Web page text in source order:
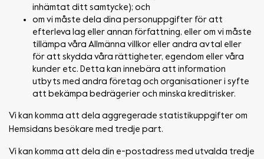
inhämtat ditt samtycke); och
om vi måste dela dina personuppgifter för att
efterleva lag eller annan författning, eller om vi måste
tillämpa våra Allmänna villkor eller andra avtal eller
för att skydda våra rättigheter, egendom eller våra
kunder etc. Detta kan innebära att information
utbyts med andra företag och organisationer i syfte
att bekämpa bedrägerier och minska kreditrisker.
Vi kan komma att dela aggregerade statistikuppgifter om
Hemsidans besökare med tredje part.
Vi kan komma att dela din e-postadress med utvalda tredje